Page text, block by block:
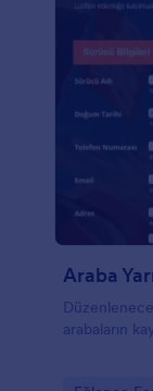
Araba
arabaların